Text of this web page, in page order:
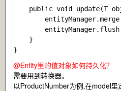
public void update(T
    }
@Entity里的值对象如何持久化？
需要用到转换器。
以ProductNumber为例,在model里